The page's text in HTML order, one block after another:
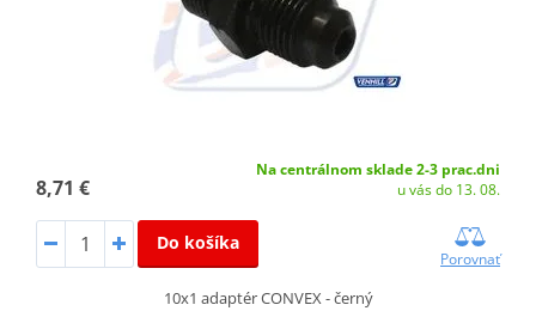
8,71 €
Na centrálnom sklade 2-3 prac.dni
u vás do 13. 08.
Do košíka
Porovnať
10x1 adaptér CONVEX - černý